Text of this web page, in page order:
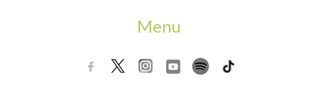
Menu